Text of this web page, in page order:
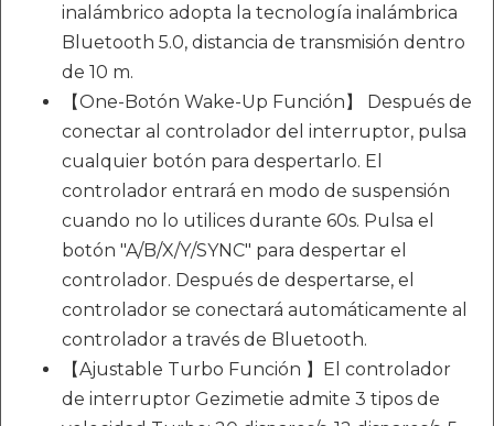
inalámbrico adopta la tecnología inalámbrica
Bluetooth 5.0, distancia de transmisión dentro
de 10 m.
【One-Botón Wake-Up Función】 Después de
conectar al controlador del interruptor, pulsa
cualquier botón para despertarlo. El
controlador entrará en modo de suspensión
cuando no lo utilices durante 60s. Pulsa el
botón "A/B/X/Y/SYNC" para despertar el
controlador. Después de despertarse, el
controlador se conectará automáticamente al
controlador a través de Bluetooth.
【Ajustable Turbo Función 】El controlador
de interruptor Gezimetie admite 3 tipos de